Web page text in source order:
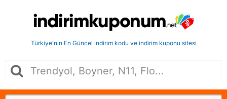
Türkiye'nin En Güncel indirim kodu ve indirim kuponu sitesi